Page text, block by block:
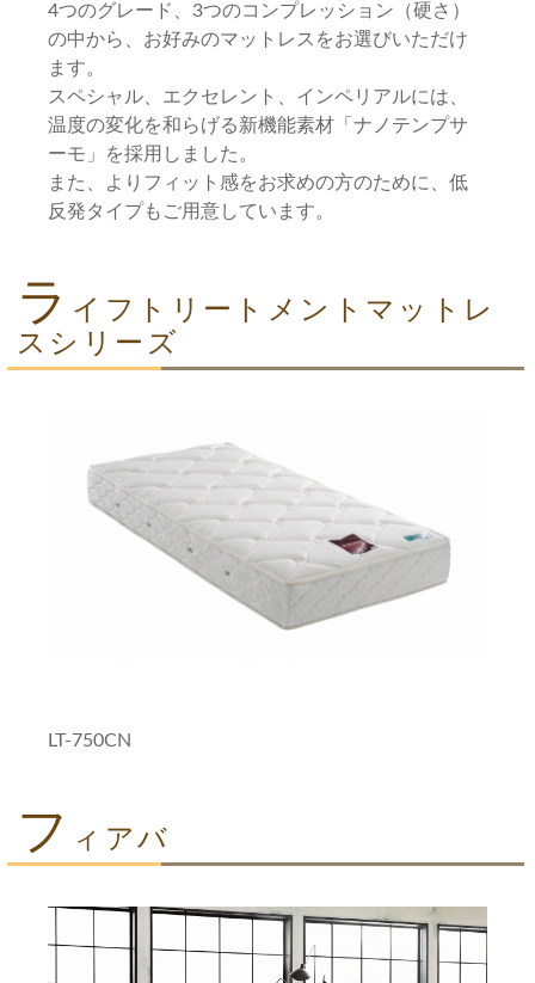
4つのグレード、3つのコンプレッション（硬さ）
の中から、お好みのマットレスをお選びいただけ
ます。
スペシャル、エクセレント、インペリアルには、
温度の変化を和らげる新機能素材「ナノテンプサ
ーモ」を採用しました。
また、よりフィット感をお求めの方のために、低
反発タイプもご用意しています。
ラ イフトリートメントマットレ
スシリーズ
LT-750CN
フ ィアバ